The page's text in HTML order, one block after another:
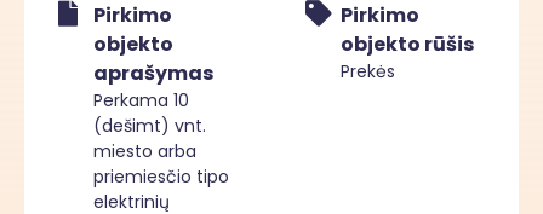
Pirkimo
objekto
aprašymas
Perkama 10
(dešimt) vnt.
miesto arba
priemiesčio tipo
elektrinių
Pirkimo
objekto rūšis
Prekės